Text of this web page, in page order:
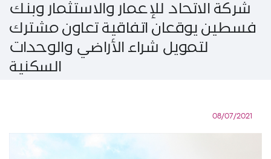
شركة الاتحاد للإعمار والاستثمار وبنك
فسطين يوقعان اتفاقية تعاون مشترك
لتمويل شراء الأراضي والوحدات
السكنية
08/07/2021